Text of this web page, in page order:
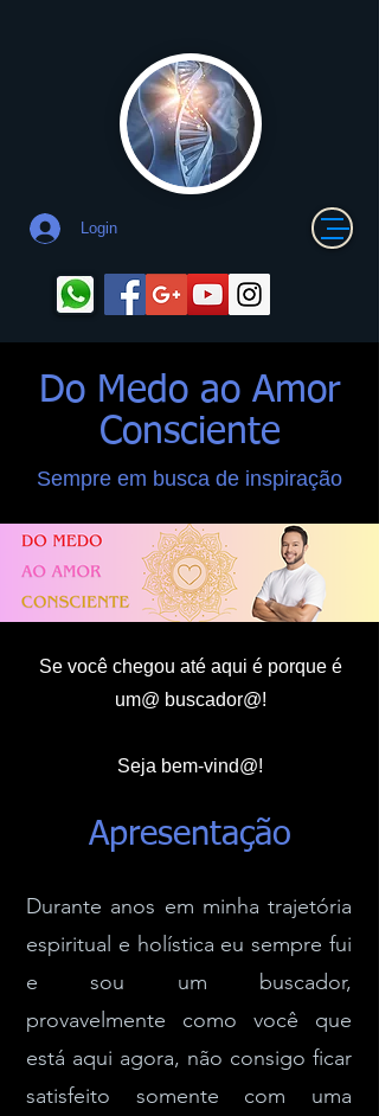
Login
Do Medo ao Amor
Consciente
Sempre em busca de inspiração
Se você chegou até aqui é porque é
um@ buscador@!
Seja bem-vind@!
Apresentação
Durante anos em minha trajetória
espiritual e holística eu sempre fui
e sou um buscador,
provavelmente como você que
está aqui agora, não consigo ficar
satisfeito somente com uma